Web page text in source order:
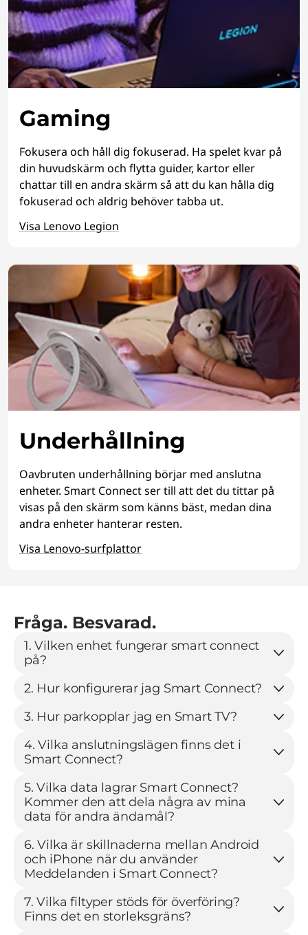
Gaming
Fokusera och håll dig fokuserad. Ha spelet kvar på
din huvudskärm och flytta guider, kartor eller
chattar till en andra skärm så att du kan hålla dig
fokuserad och aldrig behöver tabba ut.
Visa Lenovo Legion
Underhållning
Oavbruten underhållning börjar med anslutna
enheter. Smart Connect ser till att det du tittar på
visas på den skärm som känns bäst, medan dina
andra enheter hanterar resten.
Visa Lenovo-surfplattor
Fråga. Besvarad.
1. Vilken enhet fungerar smart connect
på?
2. Hur konfigurerar jag Smart Connect?
3. Hur parkopplar jag en Smart TV?
4. Vilka anslutningslägen finns det i
Smart Connect?
5. Vilka data lagrar Smart Connect?
Kommer den att dela några av mina
data för andra ändamål?
6. Vilka är skillnaderna mellan Android
och iPhone när du använder
Meddelanden i Smart Connect?
7. Vilka filtyper stöds för överföring?
Finns det en storleksgräns?